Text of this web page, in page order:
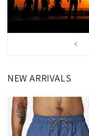
NEW ARRIVALS